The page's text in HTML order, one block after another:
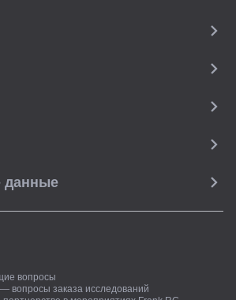
данные
вопросы
вопросы заказа исследований
—